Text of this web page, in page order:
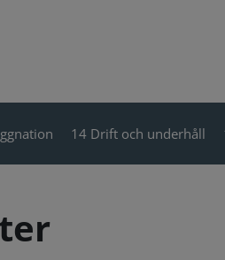
14 Drift och underhåll